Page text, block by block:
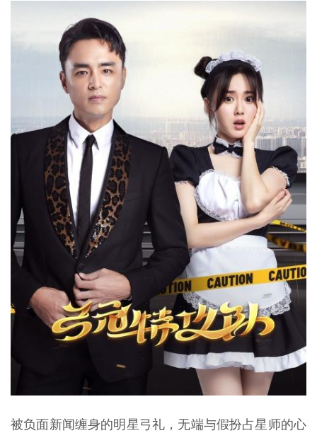
被负面新闻缠身的明星弓礼，无端与假扮占星师的心